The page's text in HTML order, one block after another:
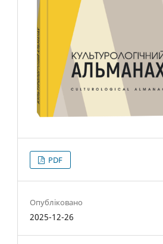
PDF
Опубліковано
2025-12-26